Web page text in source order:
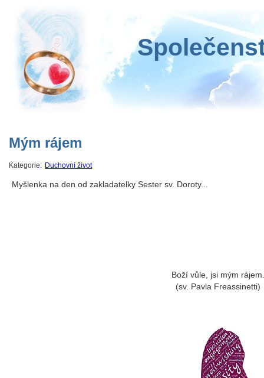
Mým rájem
Kategorie: Duchovní život
Myšlenka na den od zakladatelky Sester sv. Doroty...
Boží vůle, jsi mým rájem.
(sv. Pavla Freassinetti)